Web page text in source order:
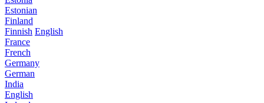
Estonian
Finland
Finnish English
France
French
Germany
German
India
English